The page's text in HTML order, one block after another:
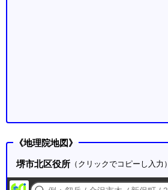
《地理院地図》
堺市北区役所 （クリックでコピーし入力）